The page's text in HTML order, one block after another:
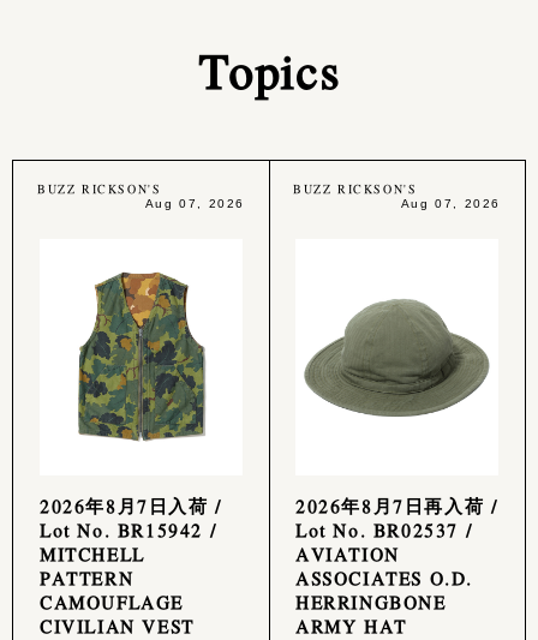
Topics
BUZZ RICKSON'S
Aug 07, 2026
2026年8月7日入荷 /
Lot No. BR15942 /
MITCHELL
PATTERN
CAMOUFLAGE
CIVILIAN VEST
BUZZ RICKSON'S
Aug 07, 2026
2026年8月7日再入荷 /
Lot No. BR02537 /
AVIATION
ASSOCIATES O.D.
HERRINGBONE
ARMY HAT